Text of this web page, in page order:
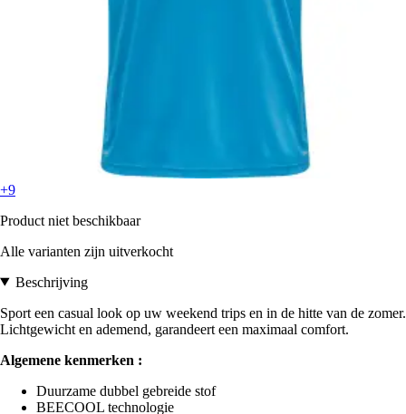
+9
Product niet beschikbaar
Alle varianten zijn uitverkocht
Beschrijving
Sport een casual look op uw weekend trips en in de hitte van de zomer.
Lichtgewicht en ademend, garandeert een maximaal comfort.
Algemene kenmerken :
Duurzame dubbel gebreide stof
BEECOOL technologie